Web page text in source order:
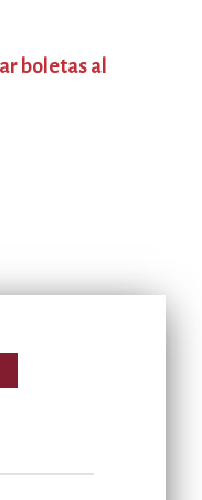
boletas al